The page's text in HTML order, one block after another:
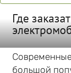
Где
большой